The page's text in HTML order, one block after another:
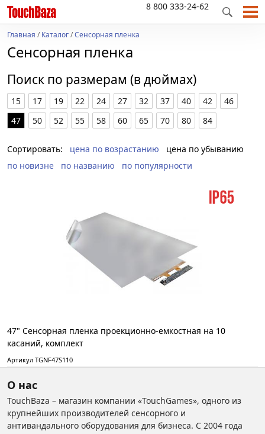
8 800 333-24-62
Главная /Каталог/Сенсорная пленка
Сенсорная пленка
Поиск по размерам (в дюймах)
15 17 19 22 24 27 32 37 40 42
46
47
50 52 55 58 60 65 70 80 84
Сортировать: цена по возрастанию
цена по убыванию
по новизне
по названию по популярности
47" Сенсорная пленка проекционно-емкостная на 10
касаний, комплект
Артикул TGNF47S110
О нас
TouchBaza – магазин компании «TouchGames», одного из
крупнейших производителей сенсорного и
антивандального оборудования для бизнеса. С 2004 года